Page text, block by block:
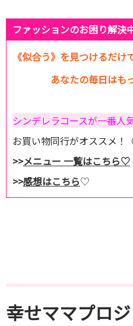
ファッションのお困り解決
《似合う》を見つけるだけ
あなたの毎日はもっ
シンデレラコースが一番人
お買い物同行がオススメ！
>>メニュー 一覧はこちら♡
>>感想はこちら♡
幸せママプロ